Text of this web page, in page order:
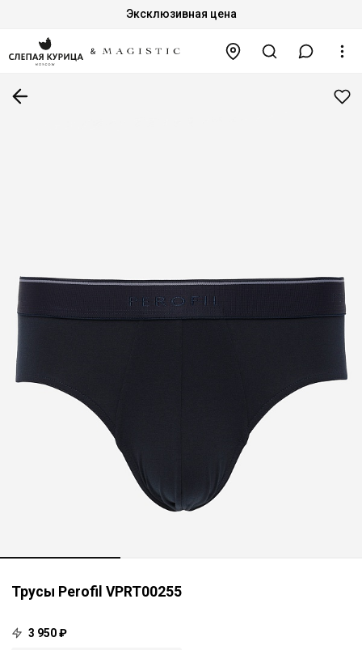
Эксклюзивная цена
Трусы Perofil VPRT00255
3 950 ₽